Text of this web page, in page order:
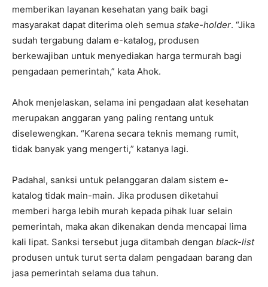
memberikan layanan kesehatan yang baik bagi
masyarakat dapat diterima oleh semua stake-holder. “Jika
sudah tergabung dalam e-katalog, produsen
berkewajiban untuk menyediakan harga termurah bagi
pengadaan pemerintah,” kata Ahok.
Ahok menjelaskan, selama ini pengadaan alat kesehatan
merupakan anggaran yang paling rentang untuk
diselewengkan. “Karena secara teknis memang rumit,
tidak banyak yang mengerti,” katanya lagi.
Padahal, sanksi untuk pelanggaran dalam sistem e-
katalog tidak main-main. Jika produsen diketahui
memberi harga lebih murah kepada pihak luar selain
pemerintah, maka akan dikenakan denda mencapai lima
kali lipat. Sanksi tersebut juga ditambah dengan black-list
produsen untuk turut serta dalam pengadaan barang dan
jasa pemerintah selama dua tahun.